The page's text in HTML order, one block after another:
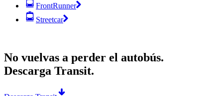
FrontRunner
Streetcar
No vuelvas a perder el autobús.
Descarga Transit.